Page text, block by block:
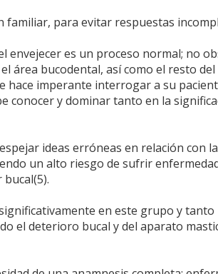
para evitar respuestas
envejecer es un proceso normal; no
área bucodental, así como el resto
hace imperante interrogar a su
conocer y dominar tanto en la
ideas erróneas en relación con
un alto riesgo de sufrir
en este grupo y tanto
el deterioro bucal y del aparato